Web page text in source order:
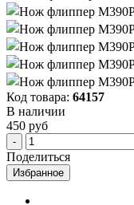
Код товара: 64157
В наличии
450 руб
Поделиться
Избранное